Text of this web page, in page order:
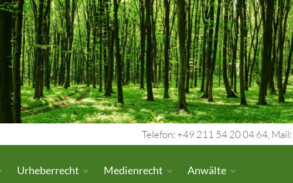
Telefon: +49 211 54 20 04 64,
Urheberrecht Medienrecht Anwälte